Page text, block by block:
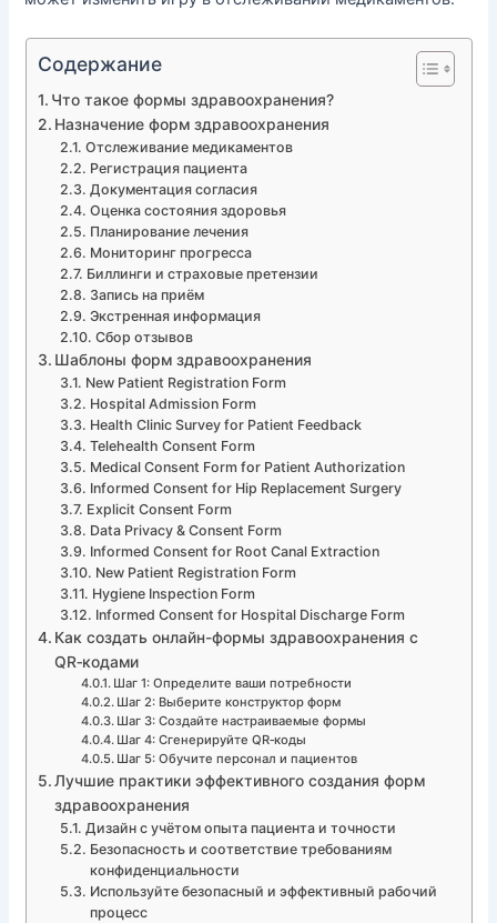
Содержание
Что такое формы здравоохранения?
Назначение форм здравоохранения
Отслеживание медикаментов
Регистрация пациента
Документация согласия
Оценка состояния здоровья
Планирование лечения
Мониторинг прогресса
Биллинги и страховые претензии
Запись на приём
Экстренная информация
Сбор отзывов
Шаблоны форм здравоохранения
New Patient Registration Form
Hospital Admission Form
Health Clinic Survey for Patient Feedback
Telehealth Consent Form
Medical Consent Form for Patient Authorization
Informed Consent for Hip Replacement Surgery
Explicit Consent Form
Data Privacy & Consent Form
Informed Consent for Root Canal Extraction
New Patient Registration Form
Hygiene Inspection Form
Informed Consent for Hospital Discharge Form
Как создать онлайн-формы здравоохранения с
QR‑кодами
Шаг 1: Определите ваши потребности
Шаг 2: Выберите конструктор форм
Шаг 3: Создайте настраиваемые формы
Шаг 4: Сгенерируйте QR‑коды
Шаг 5: Обучите персонал и пациентов
Лучшие практики эффективного создания форм
здравоохранения
Дизайн с учётом опыта пациента и точности
Безопасность и соответствие требованиям
конфиденциальности
Используйте безопасный и эффективный рабочий
процесс